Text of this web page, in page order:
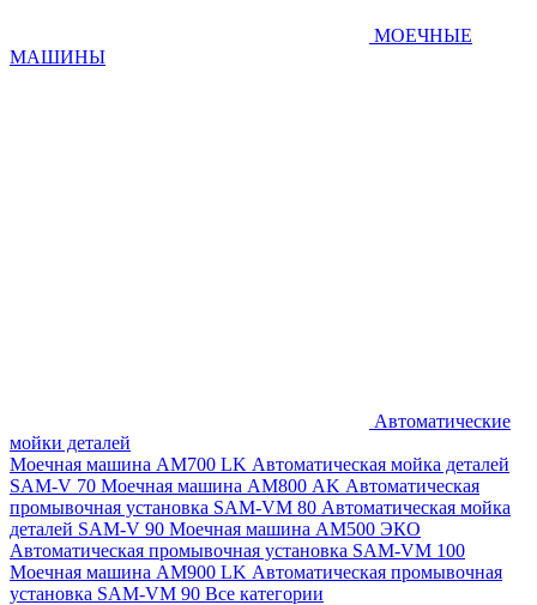
МОЕЧНЫЕ
МАШИНЫ
Автоматические
мойки деталей
Моечная машина AM700 LK Автоматическая мойка деталей
SAM-V 70 Моечная машина АМ800 AK Автоматическая
промывочная установка SAM-VM 80 Автоматическая мойка
деталей SAM-V 90 Моечная машина АМ500 ЭКО
Автоматическая промывочная установка SAM-VM 100
Моечная машина AM900 LK Автоматическая промывочная
установка SAM-VM 90 Все категории